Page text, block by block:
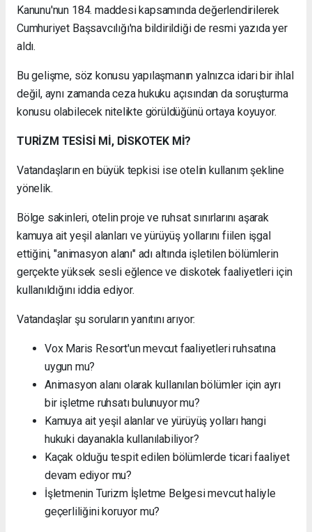
Kanunu'nun 184. maddesi kapsamında değerlendirilerek
Cumhuriyet Başsavcılığı'na bildirildiği de resmi yazıda yer
aldı.
Bu gelişme, söz konusu yapılaşmanın yalnızca idari bir ihlal
değil, aynı zamanda ceza hukuku açısından da soruşturma
konusu olabilecek nitelikte görüldüğünü ortaya koyuyor.
TURİZM TESİSİ Mİ, DİSKOTEK Mİ?
Vatandaşların en büyük tepkisi ise otelin kullanım şekline
yönelik.
Bölge sakinleri, otelin proje ve ruhsat sınırlarını aşarak
kamuya ait yeşil alanları ve yürüyüş yollarını fiilen işgal
ettiğini, "animasyon alanı" adı altında işletilen bölümlerin
gerçekte yüksek sesli eğlence ve diskotek faaliyetleri için
kullanıldığını iddia ediyor.
Vatandaşlar şu soruların yanıtını arıyor:
Vox Maris Resort'un mevcut faaliyetleri ruhsatına
uygun mu?
Animasyon alanı olarak kullanılan bölümler için ayrı
bir işletme ruhsatı bulunuyor mu?
Kamuya ait yeşil alanlar ve yürüyüş yolları hangi
hukuki dayanakla kullanılabiliyor?
Kaçak olduğu tespit edilen bölümlerde ticari faaliyet
devam ediyor mu?
İşletmenin Turizm İşletme Belgesi mevcut haliyle
geçerliliğini koruyor mu?